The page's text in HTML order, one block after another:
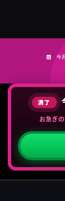
今月
満了
お急ぎ